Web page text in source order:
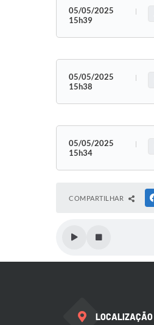
05/05/2025
15h39
05/05/2025
15h38
05/05/2025
15h34
COMPARTILHAR
LOCALIZAÇÃO